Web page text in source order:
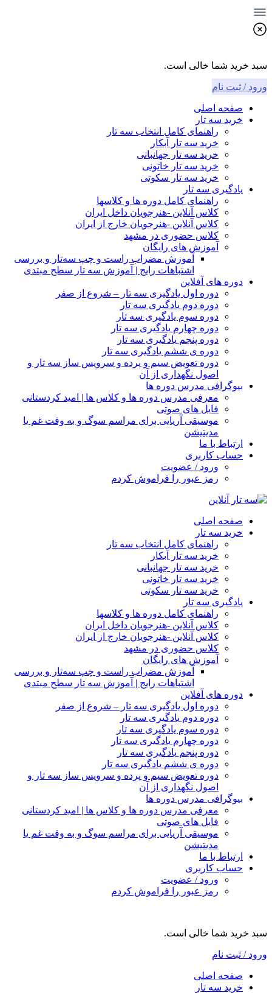
سبد خرید شما خالی است.
ورود / ثبت نام
صفحه اصلی
خرید سه تار
راهنمای کامل انتخاب سه تار
خرید سه تار آبکار
خرید سه تار جهانبانی
خرید سه تار خاتونی
خرید سه تار سکوتی
یادگیری سه تار
راهنمای کامل دوره ها و کلاسها
کلاس آنلاین -هنرجویان داخل ایران
کلاس آنلاین -هنرجویان خارج از ایران
کلاس حضوری در مشهد
آموزش های رایگان
آموزش مضراب راست و چپ سه‌تار و بررسی
اشتباهات رایج | آموزش سه تار سطح مبتدی
دوره های آفلاین
دوره اول یادگیری سه تار – شروع از صفر
دوره دوم یادگیری سه تار
دوره سوم یادگیری سه تار
دوره چهارم یادگیری سه تار
دوره پنجم یادگیری سه تار
دوره ی ششم یادگیری سه تار
دوره تعویض سیم و پرده و سرویس ساز سه تار و
اصول نگهداری از آن
بیوگرافی مدرس دوره ها
معرفی مدرس دوره ها و کلاس ها | امید کردستانی
فایل های صوتی
موسیقی آریایی برای مراسم سوگ و به وقت غم یا
مدیتیشن
ارتباط با ما
حساب کاربری
ورود / عضویت
رمز عبور را فراموش کردم
صفحه اصلی
خرید سه تار
راهنمای کامل انتخاب سه تار
خرید سه تار آبکار
خرید سه تار جهانبانی
خرید سه تار خاتونی
خرید سه تار سکوتی
یادگیری سه تار
راهنمای کامل دوره ها و کلاسها
کلاس آنلاین -هنرجویان داخل ایران
کلاس آنلاین -هنرجویان خارج از ایران
کلاس حضوری در مشهد
آموزش های رایگان
آموزش مضراب راست و چپ سه‌تار و بررسی
اشتباهات رایج | آموزش سه تار سطح مبتدی
دوره های آفلاین
دوره اول یادگیری سه تار – شروع از صفر
دوره دوم یادگیری سه تار
دوره سوم یادگیری سه تار
دوره چهارم یادگیری سه تار
دوره پنجم یادگیری سه تار
دوره ی ششم یادگیری سه تار
دوره تعویض سیم و پرده و سرویس ساز سه تار و
اصول نگهداری از آن
بیوگرافی مدرس دوره ها
معرفی مدرس دوره ها و کلاس ها | امید کردستانی
فایل های صوتی
موسیقی آریایی برای مراسم سوگ و به وقت غم یا
مدیتیشن
ارتباط با ما
حساب کاربری
ورود / عضویت
رمز عبور را فراموش کردم
سبد خرید شما خالی است.
ورود / ثبت نام
صفحه اصلی
خرید سه تار